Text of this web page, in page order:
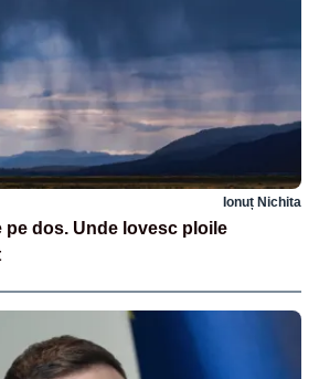
Ionuț Nichita
pe dos. Unde lovesc ploile